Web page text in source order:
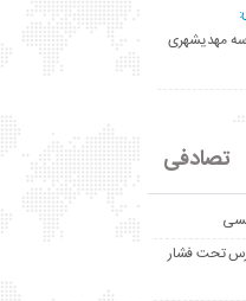
مهدیشهری
تصادفی
تحت فشار